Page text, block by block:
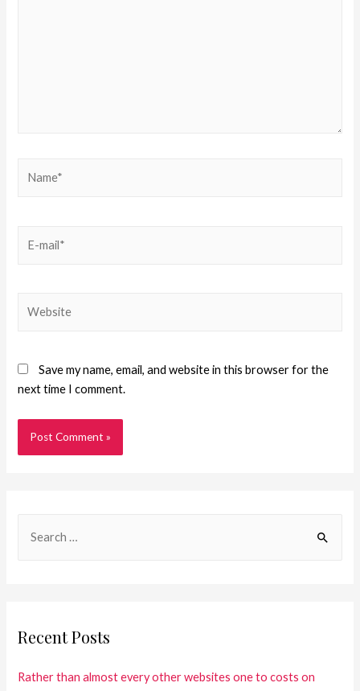
Save my name, email, and website in this browser for the
next time I comment.
Recent Posts
Rather than almost every other websites one to costs on